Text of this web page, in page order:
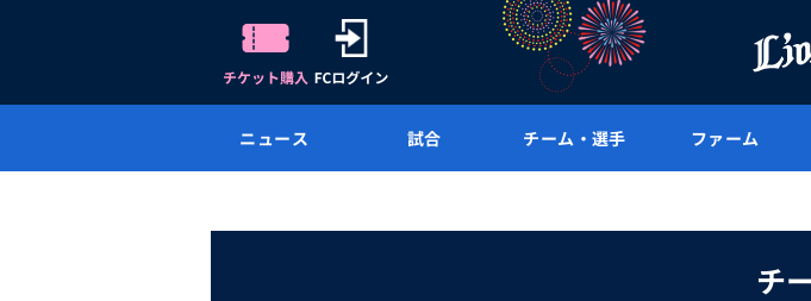
ニュース 試合 チーム・選手 ファーム
チ